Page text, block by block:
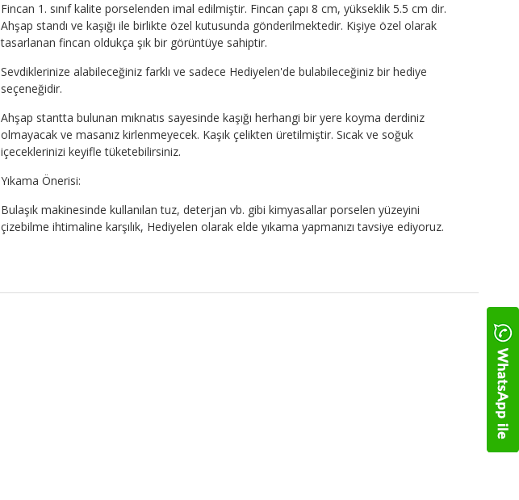
Fincan 1. sınıf kalite porselenden imal edilmiştir. Fincan çapı 8 cm, yükseklik 5.5 cm dir.
Ahşap standı ve kaşığı ile birlikte özel kutusunda gönderilmektedir. Kişiye özel olarak
tasarlanan fincan oldukça şık bir görüntüye sahiptir.
Sevdiklerinize alabileceğiniz farklı ve sadece Hediyelen'de bulabileceğiniz bir hediye
seçeneğidir.
Ahşap stantta bulunan mıknatıs sayesinde kaşığı herhangi bir yere koyma derdiniz
olmayacak ve masanız kirlenmeyecek. Kaşık çelikten üretilmiştir. Sıcak ve soğuk
içeceklerinizi keyifle tüketebilirsiniz.
Yıkama Önerisi:
Bulaşık makinesinde kullanılan tuz, deterjan vb. gibi kimyasallar porselen yüzeyini
çizebilme ihtimaline karşılık, Hediyelen olarak elde yıkama yapmanızı tavsiye ediyoruz.